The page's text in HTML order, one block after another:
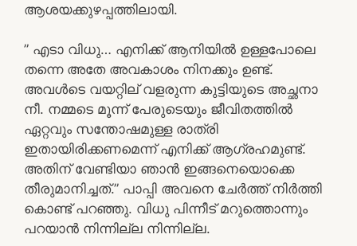
ആശയക്കുഴപ്പത്തിലായി.
” എടാ വിധു… എനിക്ക് ആനിയിൽ ഉള്ളപോലെ
തന്നെ അതേ അവകാശം നിനക്കും ഉണ്ട്.
അവൾടെ വയറ്റില് വളരുന്ന കുട്ടിയുടെ അച്ഛനാ
നീ. നമ്മടെ മൂന്ന് പേരുടെയും ജീവിതത്തിൽ
ഏറ്റവും സന്തോഷമുള്ള രാത്രി
ഇതായിരിക്കണമെന്ന് എനിക്ക് ആഗ്രഹമുണ്ട്.
അതിന് വേണ്ടിയാ ഞാൻ ഇങ്ങനെയൊക്കെ
തീരുമാനിച്ചത്.” പാപ്പി അവനെ ചേർത്ത് നിർത്തി
കൊണ്ട് പറഞ്ഞു. വിധു പിന്നീട് മറുത്തൊന്നും
പറയാൻ നിന്നില്ല നിന്നില്ല.